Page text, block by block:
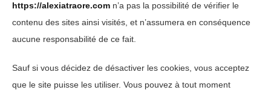
https://alexiatraore.com n’a pas la possibilité de vérifier le
contenu des sites ainsi visités, et n’assumera en conséquence
aucune responsabilité de ce fait.
Sauf si vous décidez de désactiver les cookies, vous acceptez
que le site puisse les utiliser. Vous pouvez à tout moment